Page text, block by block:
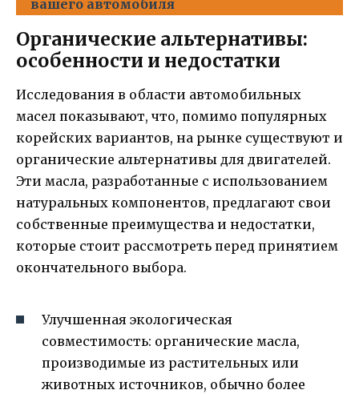
вашего автомобиля
Органические альтернативы:
особенности и недостатки
Исследования в области автомобильных
масел показывают, что, помимо популярных
корейских вариантов, на рынке существуют и
органические альтернативы для двигателей.
Эти масла, разработанные с использованием
натуральных компонентов, предлагают свои
собственные преимущества и недостатки,
которые стоит рассмотреть перед принятием
окончательного выбора.
Улучшенная экологическая
совместимость: органические масла,
производимые из растительных или
животных источников, обычно более